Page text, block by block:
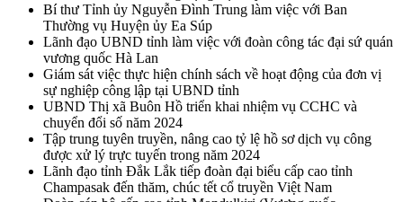
Bí thư Tỉnh ủy Nguyễn Đình Trung làm việc với Ban
Thường vụ Huyện ủy Ea Súp
Lãnh đạo UBND tỉnh làm việc với đoàn công tác đại sứ quán
vương quốc Hà Lan
Giám sát việc thực hiện chính sách về hoạt động của đơn vị
sự nghiệp công lập tại UBND tỉnh
UBND Thị xã Buôn Hồ triển khai nhiệm vụ CCHC và
chuyển đổi số năm 2024
Tập trung tuyên truyền, nâng cao tỷ lệ hồ sơ dịch vụ công
được xử lý trực tuyến trong năm 2024
Lãnh đạo tỉnh Đắk Lắk tiếp đoàn đại biểu cấp cao tỉnh
Champasak đến thăm, chúc tết cổ truyền Việt Nam